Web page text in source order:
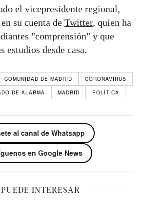
el vicepresidente regional,
su cuenta de Twitter, quien ha
"comprensión" y que
estudios desde casa.
COMUNIDAD DE MADRID
CORONAVIRUS
DE ALARMA MADRID POLÍTICA
al canal de Whatsapp
en Google News
INTERESAR